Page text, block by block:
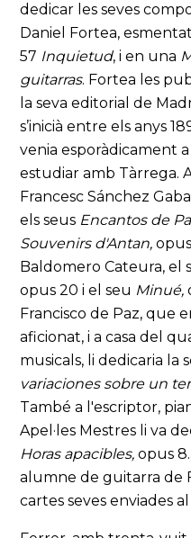
dedicar les seves
Daniel Fortea,
57 Inquietud, i en una
guitarras. Fortea les
la seva editorial de
s’inicià entre els anys
venia esporàdicament
estudiar amb Tàrrega.
Francesc Sánchez
els seus Encantos de
Souvenirs d'Antan,
Baldomero Cateura, el
opus 20 i el seu Minué,
Francisco de Paz, que
aficionat, i a casa del
musicals, li dedicaria la
variaciones sobre un
També a l'escriptor,
Apel·les Mestres li va
Horas apacibles,opus
alumne de guitarra de
cartes seves enviades